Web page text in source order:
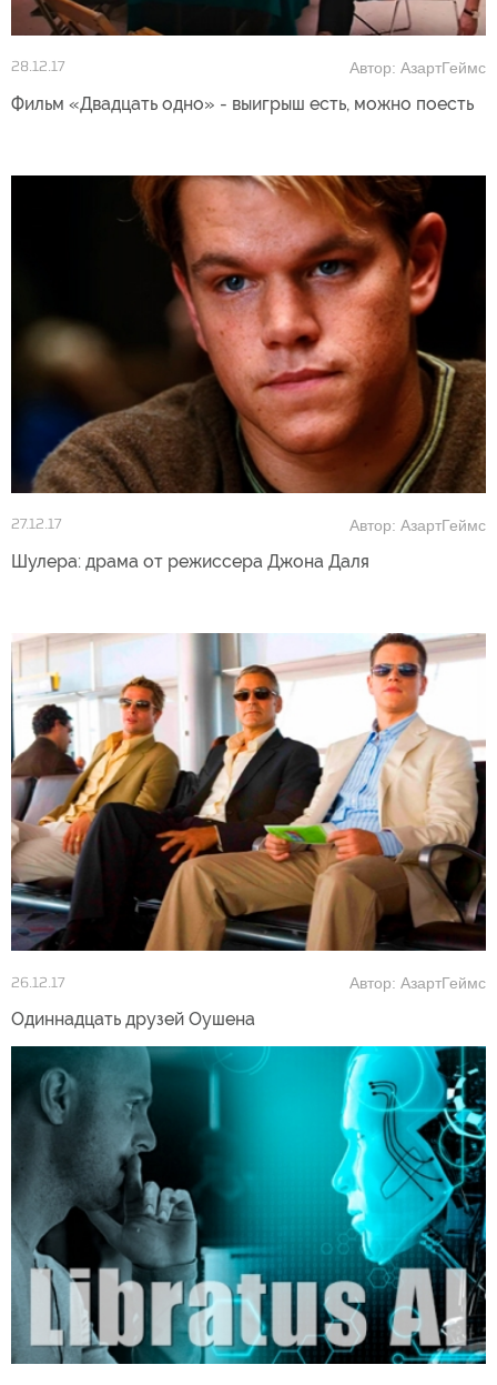
28.12.17 Автор: АзартГеймс
Фильм «Двадцать одно» - выигрыш есть, можно поесть
27.12.17 Автор: АзартГеймс
Шулера: драма от режиссера Джона Даля
26.12.17 Автор: АзартГеймс
Одиннадцать друзей Оушена